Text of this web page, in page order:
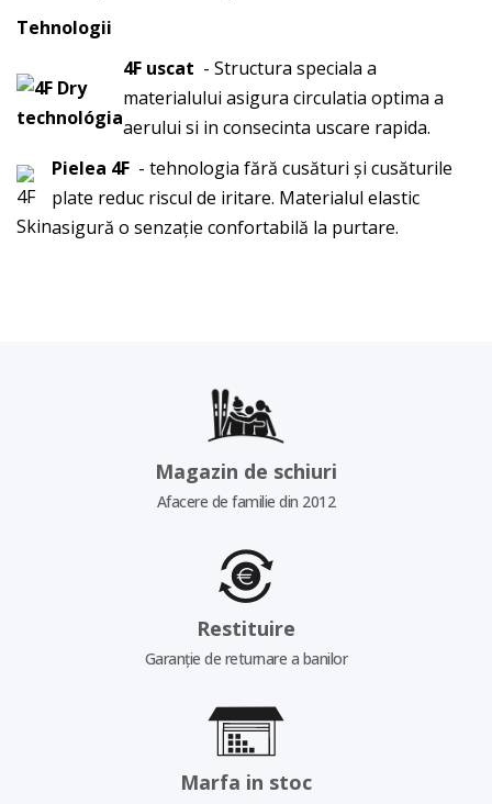
Tehnologii
4F uscat - Structura speciala a
materialului asigura circulatia optima a
aerului si in consecinta uscare rapida.
Pielea 4F - tehnologia fără cusături și cusăturile
plate reduc riscul de iritare. Materialul elastic
asigură o senzație confortabilă la purtare.
Magazin de schiuri
Afacere de familie din 2012
Restituire
Garanție de returnare a banilor
Marfa in stoc